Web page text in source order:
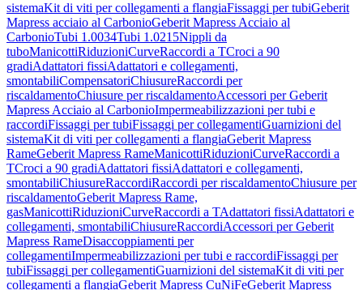
sistemaKit di viti per collegamenti a flangiaFissaggi per tubiGeberit
Mapress acciaio al CarbonioGeberit Mapress Acciaio al
CarbonioTubi 1.0034Tubi 1.0215Nippli da
tuboManicottiRiduzioniCurveRaccordi a TCroci a 90
gradiAdattatori fissiAdattatori e collegamenti,
smontabiliCompensatoriChiusureRaccordi per
riscaldamentoChiusure per riscaldamentoAccessori per Geberit
Mapress Acciaio al CarbonioImpermeabilizzazioni per tubi e
raccordiFissaggi per tubiFissaggi per collegamentiGuarnizioni del
sistemaKit di viti per collegamenti a flangiaGeberit Mapress
RameGeberit Mapress RameManicottiRiduzioniCurveRaccordi a
TCroci a 90 gradiAdattatori fissiAdattatori e collegamenti,
smontabiliChiusureRaccordiRaccordi per riscaldamentoChiusure per
riscaldamentoGeberit Mapress Rame,
gasManicottiRiduzioniCurveRaccordi a TAdattatori fissiAdattatori e
collegamenti, smontabiliChiusureRaccordiAccessori per Geberit
Mapress RameDisaccoppiamenti per
collegamentiImpermeabilizzazioni per tubi e raccordiFissaggi per
tubiFissaggi per collegamentiGuarnizioni del sistemaKit di viti per
collegamenti a flangiaGeberit Mapress CuNiFeGeberit Mapress